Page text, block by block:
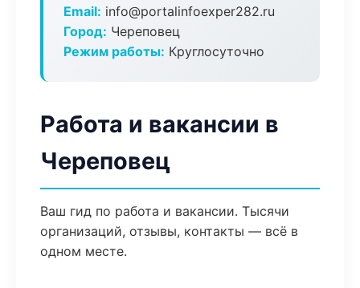
Email: info@portalinfoexper282.ru
Город: Череповец
Режим работы: Круглосуточно
Работа и вакансии в
Череповец
Ваш гид по работа и вакансии. Тысячи
организаций, отзывы, контакты — всё в
одном месте.